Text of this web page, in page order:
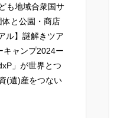
も地域合衆国サ
と公園・商店
ル】謎解きツア
キャンプ2024ー
」が世界とつ
(遺)産をつない